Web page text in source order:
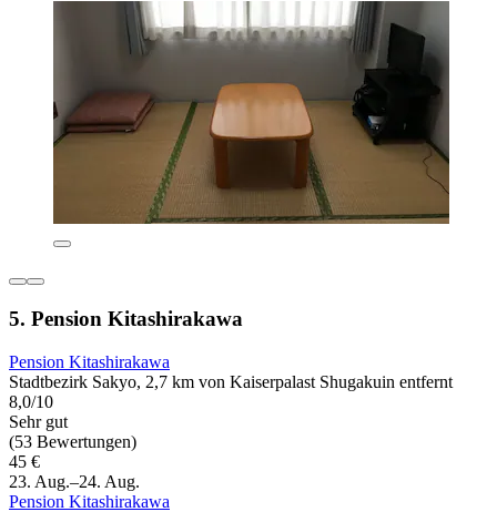
5. Pension Kitashirakawa
Pension Kitashirakawa
Stadtbezirk Sakyo, 2,7 km von Kaiserpalast Shugakuin entfernt
8,0/10
Sehr gut
(53 Bewertungen)
45 €
23. Aug.–24. Aug.
Pension Kitashirakawa